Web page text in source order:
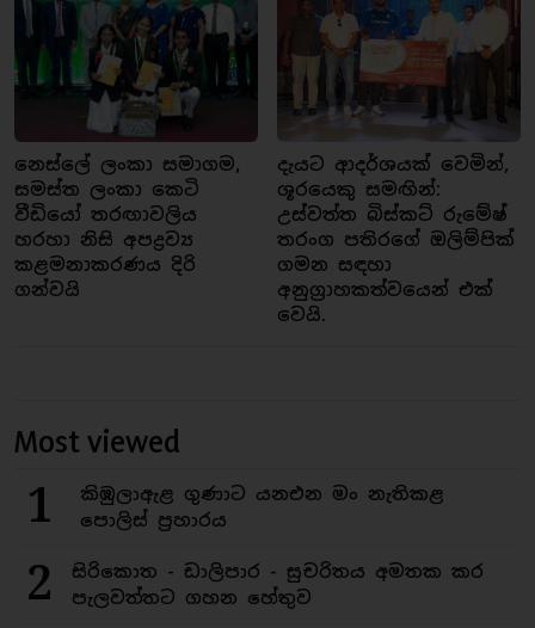
නෙස්ලේ ලංකා සමාගම,
සමස්ත ලංකා කෙටි
වීඩියෝ තරඟාවලිය
හරහා නිසි අපද්‍රව්‍ය
කළමනාකරණය දිරි
ගන්වයි
දැයට ආදර්ශයක් වෙමින්,
ශූරයෙකු සමඟින්:
උස්වත්ත බිස්කට් රුමේෂ්
තරංග පතිරගේ ඔලිම්පික්
ගමන සඳහා
අනුග්‍රාහකත්වයෙන් එක්
වෙයි.
Most viewed
1
කිඹුලාඇළ ගුණාට යනඑන මං නැතිකළ
පොලිස් ප්‍රහාරය
2
සිරිකොත - ඩාලිපාර - සුචරිතය අමතක කර
පැලවත්තට ගහන හේතුව